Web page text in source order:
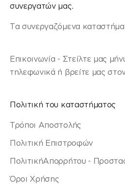
συνεργατών μας.
Τα συνεργαζόμενα
Επικοινωνία - Στείλτε μας
τηλεφωνικά ή βρείτε μας
Πολιτική του καταστήματος
Τρόποι Αποστολής
Πολιτική Επιστροφών
ΠολιτικήΑπορρήτου -
Όροι Χρήσης